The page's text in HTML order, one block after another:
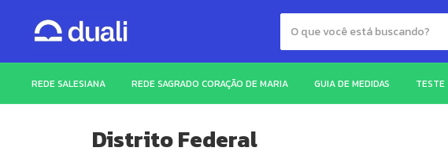
REDE SALESIANA REDE SAGRADO CORAÇÃO DE MARIA GUIA DE MEDIDAS TESTE
Distrito Federal